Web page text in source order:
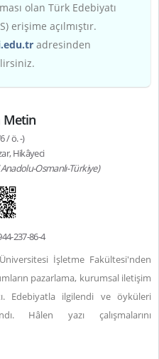
olan Türk Edebiyatı
erişime açılmıştır.
adresinden
Metin
/ ö. -)
Hikâyeci
Osmanlı-Türkiye)
237-86-4
İşletme Fakültesi'nden
pazarlama, kurumsal iletişim
Edebiyatla ilgilendi ve öyküleri
Hâlen yazı çalışmalarını